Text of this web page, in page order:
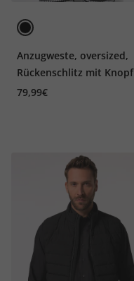
Anzugweste, oversized,
Rückenschlitz mit Knopf
79,99€